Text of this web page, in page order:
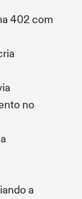
402 com
no
a